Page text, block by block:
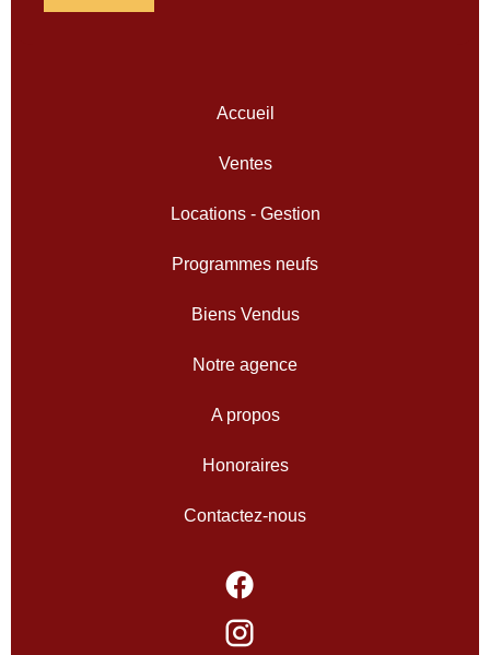
Accueil
Ventes
Locations - Gestion
Programmes neufs
Biens Vendus
Notre agence
A propos
Honoraires
Contactez-nous